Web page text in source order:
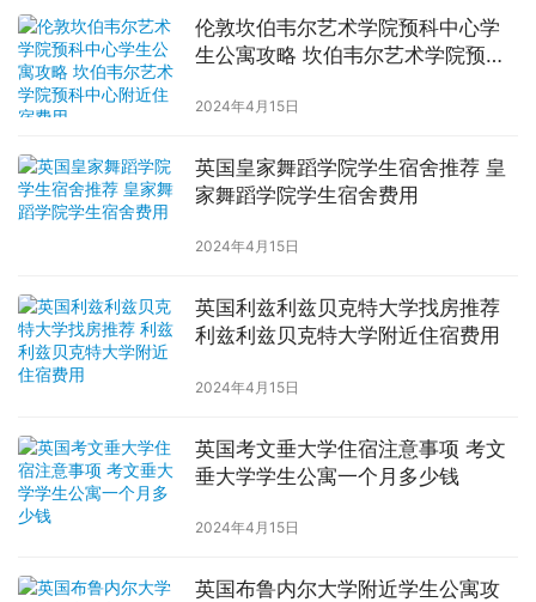
伦敦坎伯韦尔艺术学院预科中心学
生公寓攻略 坎伯韦尔艺术学院预科
2024年4月15日
英国皇家舞蹈学院学生宿舍推荐 皇
家舞蹈学院学生宿舍费用
2024年4月15日
英国利兹利兹贝克特大学找房推荐
利兹利兹贝克特大学附近住宿费用
2024年4月15日
英国考文垂大学住宿注意事项 考文
垂大学学生公寓一个月多少钱
2024年4月15日
英国布鲁内尔大学附近学生公寓攻